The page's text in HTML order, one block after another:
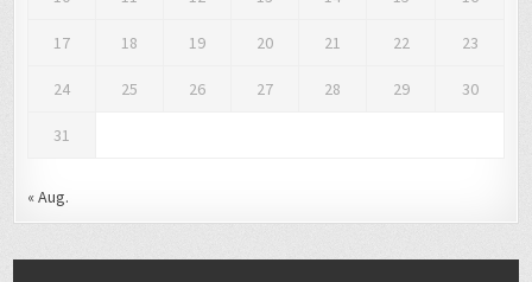
« Aug.
Wildpark Leipzig,Leipzig,Germany